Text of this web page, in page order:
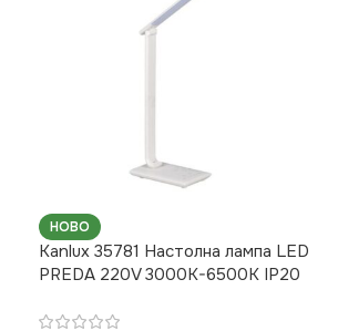
НОВО
Kanlux 35781 Настолна лампа LED
PREDA 220V 3000K-6500K IP20